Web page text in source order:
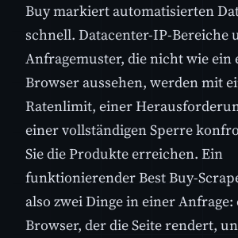
Buy markiert automatisierten
schnell. Datacenter-IP-Bereiche
Anfragemuster, die nicht wie ein
Browser aussehen, werden mit
Ratenlimit, einer
einer vollständigen Sperre
Sie die Produkte erreichen. Ein
funktionierender Best Buy-
also zwei Dinge in einer Anfrage:
Browser, der die Seite rendert,